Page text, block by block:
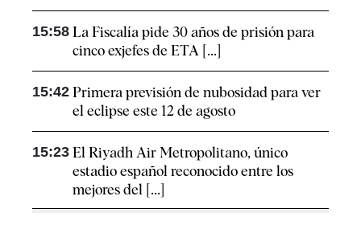
15:58 La Fiscalía pide 30 años de prisión para
cinco exjefes de ETA [...]
15:42 Primera previsión de nubosidad para ver
el eclipse este 12 de agosto
15:23 El Riyadh Air Metropolitano, único
estadio español reconocido entre los
mejores del [...]